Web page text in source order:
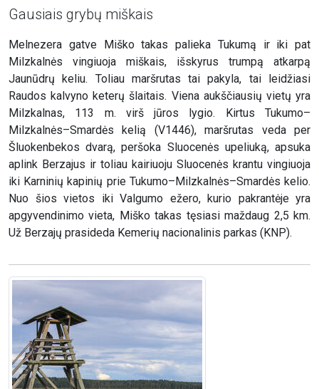
Gausiais grybų miškais
Melnezera gatve Miško takas palieka Tukumą ir iki pat
Milzkalnės vingiuoja miškais, išskyrus trumpą atkarpą
Jaunūdrų keliu. Toliau maršrutas tai pakyla, tai leidžiasi
Raudos kalvyno keterų šlaitais. Viena aukščiausių vietų yra
Milzkalnas, 113 m. virš jūros lygio. Kirtus Tukumo–
Milzkalnės–Smardės kelią (V1446), maršrutas veda per
Šluokenbekos dvarą, peršoka Sluocenės upeliuką, apsuka
aplink Berzajus ir toliau kairiuoju Sluocenės krantu vingiuoja
iki Karninių kapinių prie Tukumo–Milzkalnės–Smardės kelio.
Nuo šios vietos iki Valgumo ežero, kurio pakrantėje yra
apgyvendinimo vieta, Miško takas tęsiasi maždaug 2,5 km.
Už Berzajų prasideda Kemerių nacionalinis parkas (KNP).